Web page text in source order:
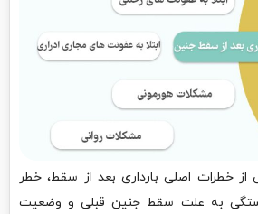
از خطرات اصلی بارداری بعد از سقط، خطر
به علت سقط جنین قبلی و وضعیت